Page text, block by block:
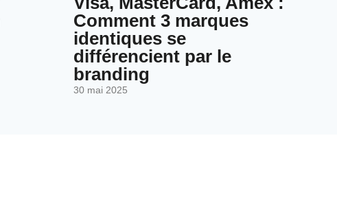
Comment 3 marques
identiques se
différencient par le
branding
30 mai 2025